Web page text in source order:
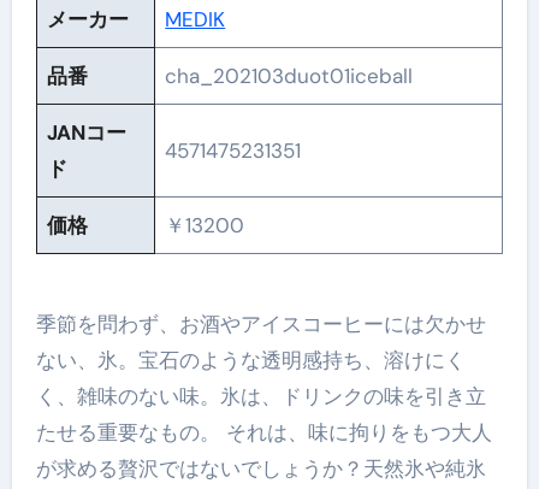
メーカー MEDIK
品番 cha_202103duot01iceball
JANコー
ド
4571475231351
価格 ￥13200
季節を問わず、お酒やアイスコーヒーには欠かせ
ない、氷。宝石のような透明感持ち、溶けにく
く、雑味のない味。氷は、ドリンクの味を引き立
たせる重要なもの。 それは、味に拘りをもつ大人
が求める贅沢ではないでしょうか？天然氷や純氷